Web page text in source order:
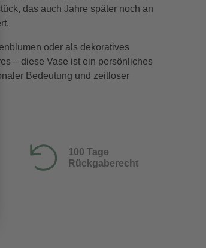
das auch Jahre später noch an
oder als dekoratives
– diese Vase ist ein persönliches
Bedeutung und zeitloser
100 Tage
Rückgaberecht